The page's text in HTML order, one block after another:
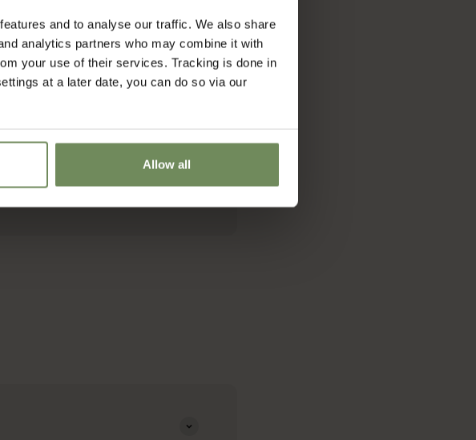
and to analyse our traffic. We also share
analytics partners who may combine it with
your use of their services. Tracking is done in
at a later date, you can do so via our
Allow all